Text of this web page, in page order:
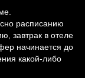
расписанию
завтрак в отеле
начинается до
какой-либо